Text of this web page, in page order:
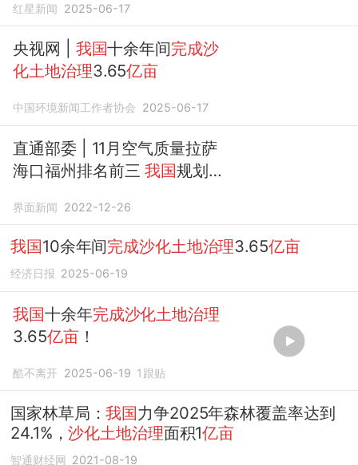
红星新闻 2025-06-17
央视网 | 我国十余年间完成沙
化土地治理3.65亿亩
中国环境新闻工作者协会 2025-06-17
直通部委 | 11月空气质量拉萨
海口福州排名前三我国规划
理任务
界面新闻 2022-12-26
我国10余年间完成沙化土地治理3.65亿亩
经济日报 2025-06-19
我国十余年完成沙化土地治理
3.65亿亩！
酷不离开 2025-06-19 1 跟贴
国家林草局：我国力争2025年森林覆盖率达到
24.1%，沙化土地治理面积1亿亩
智通财经网 2021-08-19